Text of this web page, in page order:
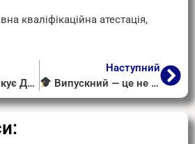
кваліфікаційна атестація,
та активностей!
Наступний
Випускний — це не лише свято, а й особливий момент, коли завершується один важливий етап і починається новий